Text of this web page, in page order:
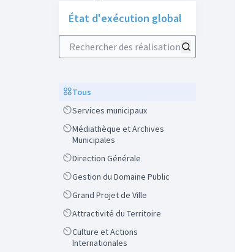
État d'exécution global
Rechercher des réalisations
ScopeTous
ScopeServices municipaux
Scope
Médiathèque et Archives
Municipales
ScopeDirection Générale
ScopeGestion du Domaine Public
ScopeGrand Projet de Ville
ScopeAttractivité du Territoire
Scope
Culture et Actions
Internationales